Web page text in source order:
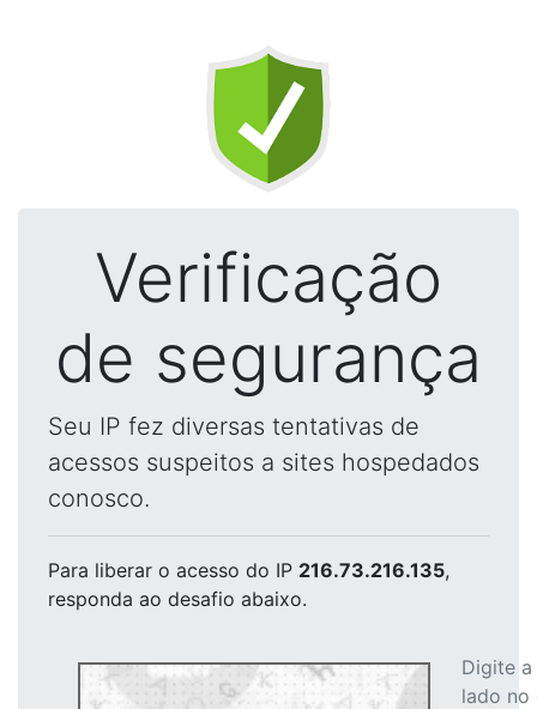
Verificação
de segurança
Seu IP fez diversas tentativas de
acessos suspeitos a sites hospedados
conosco.
Para liberar o acesso do IP 216.73.216.135,
responda ao desafio abaixo.
Digite
lado no